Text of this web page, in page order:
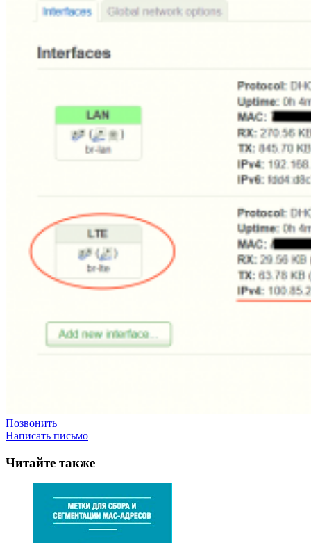
Позвонить
Написать письмо
Читайте также